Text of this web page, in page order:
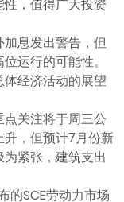
，值得广大投资
息发出警告，但
运行的可能性。
经济活动的展望
关注将于周三公
，但预计7月份新
紧张，建筑支出
的SCE劳动力市场